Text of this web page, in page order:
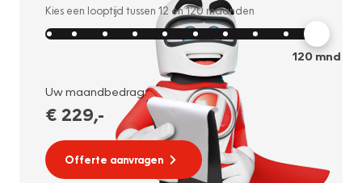
Kies een looptijd tussen 12 en120 maanden
120mnd
Uw maandbedrag:
€ 229,-
Offerte aanvragen